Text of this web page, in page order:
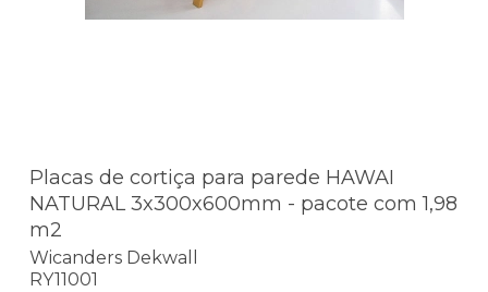
Placas de cortiça para parede HAWAI
NATURAL 3x300x600mm - pacote com 1,98
m2
Wicanders Dekwall
RY11001